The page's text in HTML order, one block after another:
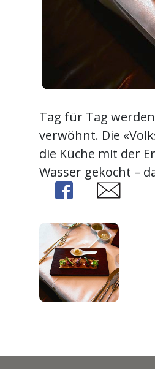
Tag für Tag
verwöhnt. Die
die Küche mit der
Wasser gekocht –
Share
Share